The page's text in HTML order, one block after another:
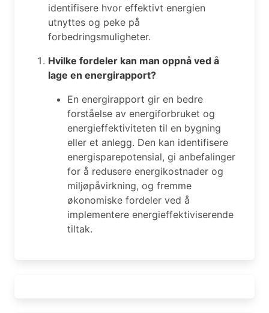
identifisere hvor effektivt energien
utnyttes og peke på
forbedringsmuligheter.
Hvilke fordeler kan man oppnå ved å
lage en energirapport?
En energirapport gir en bedre
forståelse av energiforbruket og
energieffektiviteten til en bygning
eller et anlegg. Den kan identifisere
energisparepotensial, gi anbefalinger
for å redusere energikostnader og
miljøpåvirkning, og fremme
økonomiske fordeler ved å
implementere energieffektiviserende
tiltak.